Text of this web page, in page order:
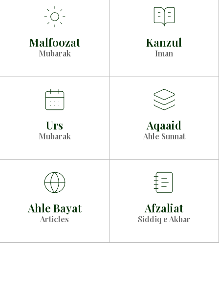
Malfoozat
Mubarak
Kanzul
Iman
Urs
Mubarak
Aqaaid
Ahle Sunnat
Ahle Bayat
Articles
Afzaliat
Siddiq e Akbar